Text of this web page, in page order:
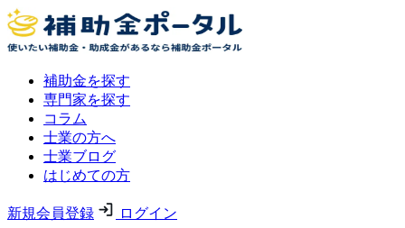
補助金を探す
専門家を探す
コラム
士業の方へ
士業ブログ
はじめての方
新規会員登録 ログイン